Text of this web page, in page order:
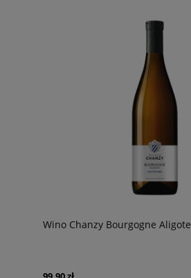
Wino Chanzy Bourgogne Aligote